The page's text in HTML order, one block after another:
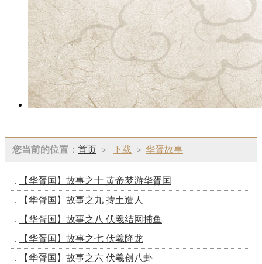
您当前的位置： 首页 > 下载 > 华胥故事
【华胥国】故事之十 黄帝梦游华胥国
【华胥国】故事之九 抟土造人
【华胥国】故事之八 伏羲结网捕鱼
【华胥国】故事之七 伏羲降龙
【华胥国】故事之六 伏羲创八卦